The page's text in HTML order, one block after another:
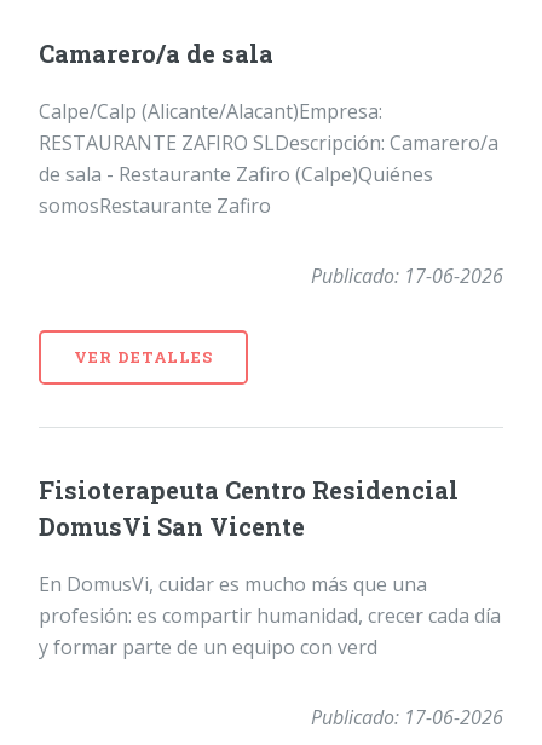
Camarero/a de sala
Calpe/Calp (Alicante/Alacant)Empresa:
RESTAURANTE ZAFIRO SLDescripción: Camarero/a
de sala - Restaurante Zafiro (Calpe)Quiénes
somosRestaurante Zafiro
Publicado: 17-06-2026
VER DETALLES
Fisioterapeuta Centro Residencial
DomusVi San Vicente
En DomusVi, cuidar es mucho más que una
profesión: es compartir humanidad, crecer cada día
y formar parte de un equipo con verd
Publicado: 17-06-2026